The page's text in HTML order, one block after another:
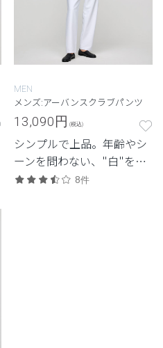
MEN
メンズ:アーバンスクラブパンツ
13,090円 (税込)
シンプルで上品。年齢やシ
ーンを問わない、"白"を追
求したクラシコの定番モデ
8件